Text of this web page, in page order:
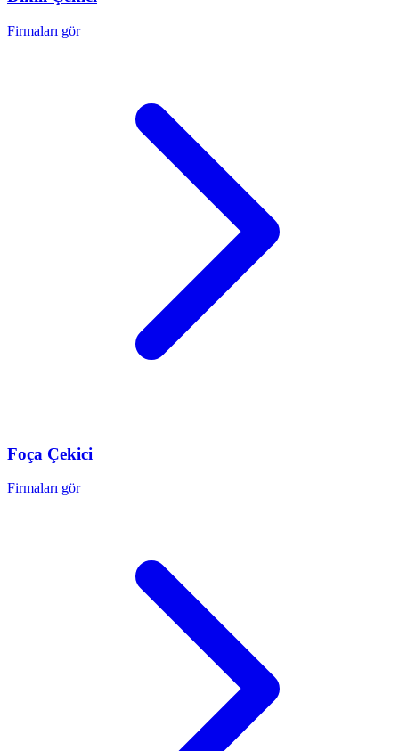
Firmaları gör
Foça Çekici
Firmaları gör